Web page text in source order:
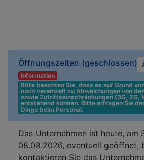
Öffnungszeiten (geschlossen)
Information
Bitte beachten Sie, dass es auf Grund
noch vereinzelt zu Abweichungen von
sowie Zutrittseinschränkungen (3G, 2G,
entstehend können. Bitte erfragen Sie
Dinge beim Personal.
Das Unternehmen ist heute, am
08.08.2026, eventuell geöffnet,
kontaktieren Sie das